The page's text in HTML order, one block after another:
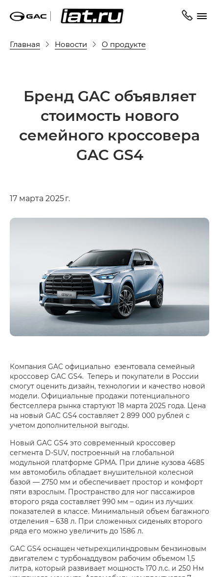
Главная Новости О продукте
Бренд GAC объявляет
стоимость нового
семейного кроссовера
GAC GS4
17 марта 2025 г.
Компания GAC официально езентовала семейный
кроссовер GAC GS4. Теперь и покупатели в России
смогут оценить дизайн, технологии и качество новой
модели. Официальные продажи потенциального
бестселлера рынка стартуют 18 марта 2025 года. Цена
на новый GAC GS4 составляет 2 899 000 рублей с
учетом дополнительной выгоды.
Новый GAC GS4 это современный кроссовер
сегмента D-SUV, построенный на глобальной
модульной платформе GPMA. При длине кузова 4685
мм автомобиль обладает внушительной колесной
базой — 2750 мм и обеспечивает простор и комфорт
пяти взрослым. Пространство для ног пассажиров
второго ряда составляет 990 мм – один из лучших
показателей в классе. Минимальный объем багажного
отделения – 638 л. При сложенных сиденьях второго
ряда его можно увеличить до 1586 л.
GAC GS4 оснащен четырехцилиндровым бензиновым
двигателем с турбонаддувом рабочим объемом 1,5
литра, который развивает мощность 170 л.с. и 250 Нм